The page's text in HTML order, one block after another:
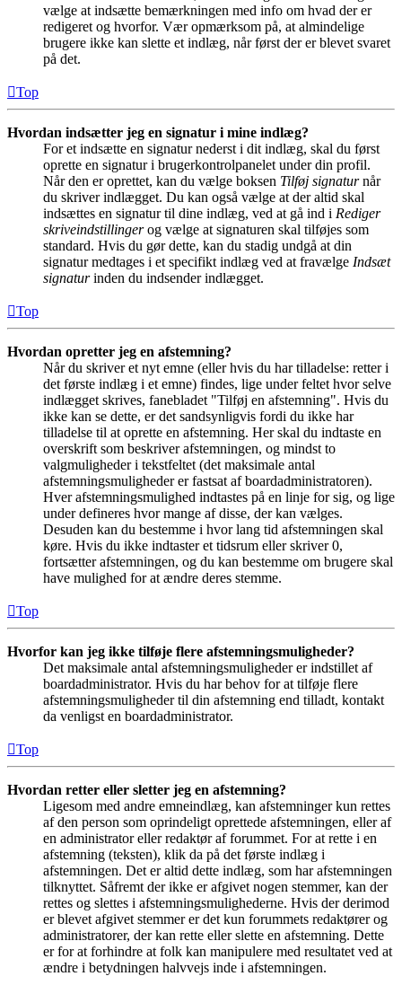
vælge at indsætte bemærkningen med info om hvad der er
redigeret og hvorfor. Vær opmærksom på, at almindelige
brugere ikke kan slette et indlæg, når først der er blevet svaret
på det.
Top
Hvordan indsætter jeg en signatur i mine indlæg?
For et indsætte en signatur nederst i dit indlæg, skal du først
oprette en signatur i brugerkontrolpanelet under din profil.
Når den er oprettet, kan du vælge boksen Tilføj signaturnår
du skriver indlægget. Du kan også vælge at der altid skal
indsættes en signatur til dine indlæg, ved at gå ind i Rediger
skriveindstillingerog vælge at signaturen skal tilføjes som
standard. Hvis du gør dette, kan du stadig undgå at din
signatur medtages i et specifikt indlæg ved at fravælge Indsæt
signaturinden du indsender indlægget.
Top
Hvordan opretter jeg en afstemning?
Når du skriver et nyt emne (eller hvis du har tilladelse: retter i
det første indlæg i et emne) findes, lige under feltet hvor selve
indlægget skrives, fanebladet "Tilføj en afstemning". Hvis du
ikke kan se dette, er det sandsynligvis fordi du ikke har
tilladelse til at oprette en afstemning. Her skal du indtaste en
overskrift som beskriver afstemningen, og mindst to
valgmuligheder i tekstfeltet (det maksimale antal
afstemningsmuligheder er fastsat af boardadministratoren).
Hver afstemningsmulighed indtastes på en linje for sig, og lige
under defineres hvor mange af disse, der kan vælges.
Desuden kan du bestemme i hvor lang tid afstemningen skal
køre. Hvis du ikke indtaster et tidsrum eller skriver 0,
fortsætter afstemningen, og du kan bestemme om brugere skal
have mulighed for at ændre deres stemme.
Top
Hvorfor kan jeg ikke tilføje flere afstemningsmuligheder?
Det maksimale antal afstemningsmuligheder er indstillet af
boardadministrator. Hvis du har behov for at tilføje flere
afstemningsmuligheder til din afstemning end tilladt, kontakt
da venligst en boardadministrator.
Top
Hvordan retter eller sletter jeg en afstemning?
Ligesom med andre emneindlæg, kan afstemninger kun rettes
af den person som oprindeligt oprettede afstemningen, eller af
en administrator eller redaktør af forummet. For at rette i en
afstemning (teksten), klik da på det første indlæg i
afstemningen. Det er altid dette indlæg, som har afstemningen
tilknyttet. Såfremt der ikke er afgivet nogen stemmer, kan der
rettes og slettes i afstemningsmulighederne. Hvis der derimod
er blevet afgivet stemmer er det kun forummets redaktører og
administratorer, der kan rette eller slette en afstemning. Dette
er for at forhindre at folk kan manipulere med resultatet ved at
ændre i betydningen halvvejs inde i afstemningen.